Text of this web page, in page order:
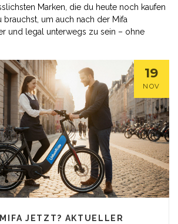
Marken, die du heute noch kaufen
brauchst, um auch nach der Mifa
und legal unterwegs zu sein – ohne
19
NOV
JETZT? AKTUELLER N